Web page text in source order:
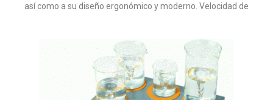
así como a su diseño ergonómico y moderno. Velocidad de
constante la velocidad seleccionada, independientemente de
que las condiciones de la muestra varíen. Inicio